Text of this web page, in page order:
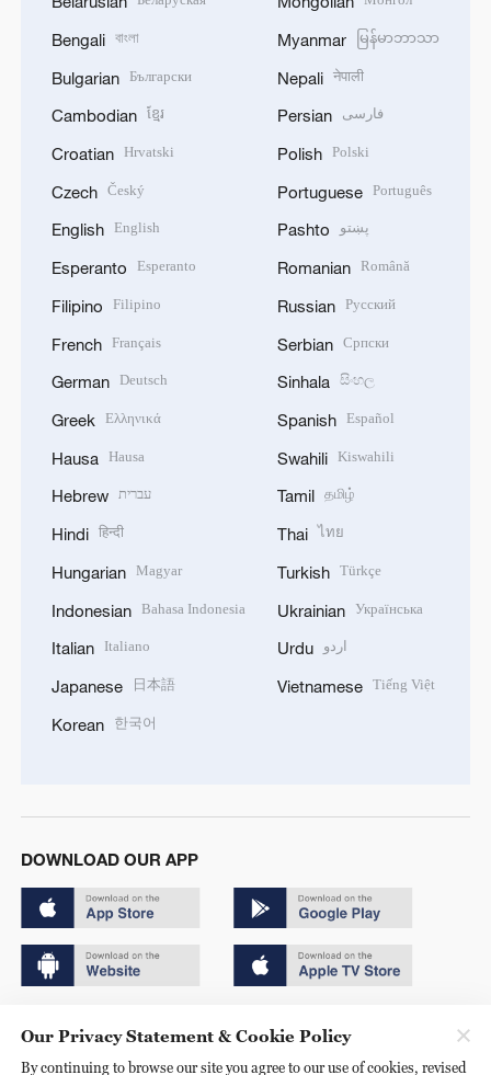
Bengali বাংলা
Bulgarian Български
Cambodian ខ្មែរ
Croatian Hrvatski
Czech Český
English English
Esperanto Esperanto
Filipino Filipino
French Français
German Deutsch
Greek Ελληνικά
Hausa Hausa
Hebrew עברית
Hindi हिन्दी
Hungarian Magyar
Indonesian Bahasa Indonesia
Italian Italiano
Japanese 日本語
Korean 한국어
Myanmar မြန်မာဘာသာ
Nepali नेपाली
Persian فارسی
Polish Polski
Portuguese Português
Pashto پښتو
Romanian Română
Russian Русский
Serbian Српски
Sinhala සිංහල
Spanish Español
Swahili Kiswahili
Tamil தமிழ்
Thai ไทย
Turkish Türkçe
Ukrainian Українська
Urdu اردو
Vietnamese Tiếng Việt
DOWNLOAD OUR APP
京ICP备20000184号
Our Privacy Statement & Cookie Policy
By continuing to browse our site you agree to our use of cookies, revised